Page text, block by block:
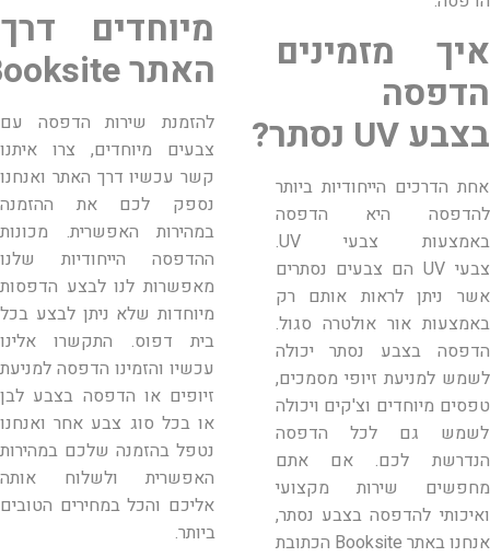
איך מזמינים
הדפסה
בצבעUV נסתר?
אחת הדרכים הייחודיות ביותר
להדפסה היא הדפסה
באמצעות צבעיUV
.
צבעיUV הם צבעים נסתרים
אשר ניתן לראות אותם רק
באמצעות אור אולטרה סגול.
הדפסה בצבע נסתר יכולה
לשמש למניעת זיופי מסמכים,
טפסים מיוחדים וצ'קים ויכולה
לשמש גם לכל הדפסה
הנדרשת לכם. אם אתם
מחפשים שירות מקצועי
ואיכותי להדפסה בצבע נסתר,
אנחנו באתר Booksite הכתובת
מיוחדים דרך
האתר
להזמנת שירות הדפסה עם
צבעים מיוחדים, צרו איתנו
קשר עכשיו דרך האתר ואנחנו
נספק לכם את ההזמנה
במהירות האפשרית. מכונות
ההדפסה הייחודיות שלנו
מאפשרות לנו לבצע הדפסות
מיוחדות שלא ניתן לבצע בכל
בית דפוס. התקשרו אלינו
עכשיו והזמינו הדפסה למניעת
זיופים או הדפסה בצבע לבן
או בכל סוג צבע אחר ואנחנו
נטפל בהזמנה שלכם במהירות
האפשרית ולשלוח אותה
אליכם והכל במחירים הטובים
ביותר.